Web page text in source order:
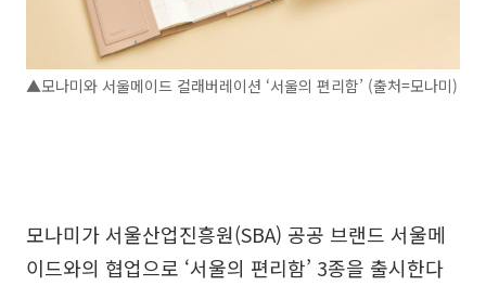
▲모나미와 서울메이드 컬래버레이션 ‘서울의 편리함’ (출처=모나미)
모나미가 서울산업진흥원(SBA) 공공 브랜드 서울메
이드와의 협업으로 ‘서울의 편리함’ 3종을 출시한다